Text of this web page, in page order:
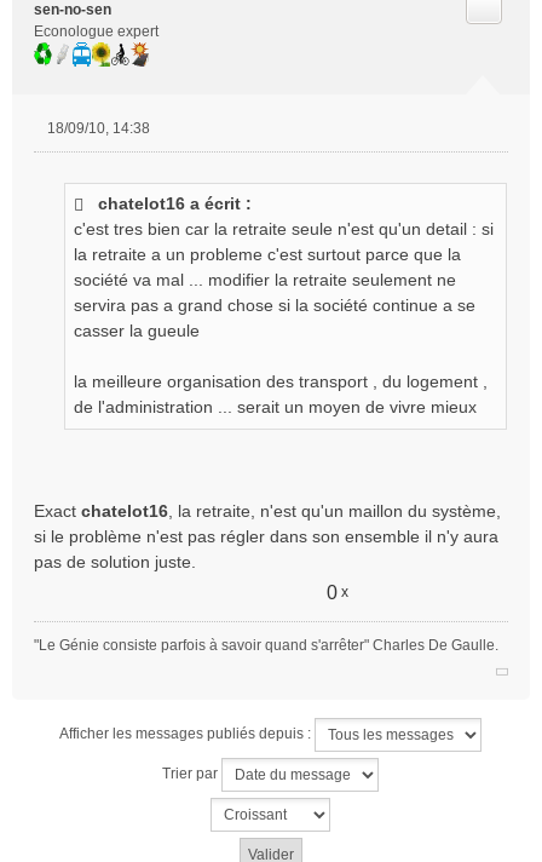
sen-no-sen
Econologue expert
18/09/10, 14:38
chatelot16 a écrit :
c'est tres bien car la retraite seule n'est qu'un detail : si
la retraite a un probleme c'est surtout parce que la
société va mal ... modifier la retraite seulement ne
servira pas a grand chose si la société continue a se
casser la gueule
la meilleure organisation des transport , du logement ,
de l'administration ... serait un moyen de vivre mieux
Exact chatelot16 , la retraite, n'est qu'un maillon du système,
si le problème n'est pas régler dans son ensemble il n'y aura
pas de solution juste.
0 x
"Le Génie consiste parfois à savoir quand s'arrêter" Charles De Gaulle.
Afficher les messages publiés depuis :
Trier par